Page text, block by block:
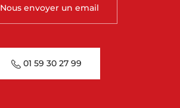
Nous envoyer un email
01 59 30 27 99